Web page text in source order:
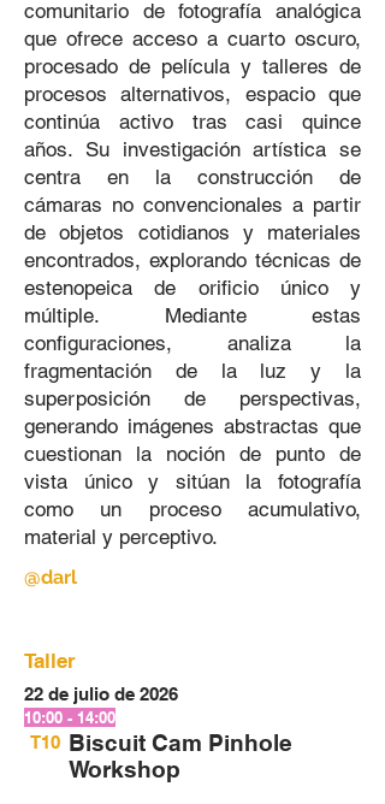
comunitario de fotografía analógica
que ofrece acceso a cuarto oscuro,
procesado de película y talleres de
procesos alternativos, espacio que
continúa activo tras casi quince
años. Su investigación artística se
centra en la construcción de
cámaras no convencionales a partir
de objetos cotidianos y materiales
encontrados, explorando técnicas de
estenopeica de orificio único y
múltiple. Mediante estas
configuraciones, analiza la
fragmentación de la luz y la
superposición de perspectivas,
generando imágenes abstractas que
cuestionan la noción de punto de
vista único y sitúan la fotografía
como un proceso acumulativo,
material y perceptivo.
@darl
Taller
22 de julio de 2026
10:00 - 14:00
T10 Biscuit Cam Pinhole
Workshop